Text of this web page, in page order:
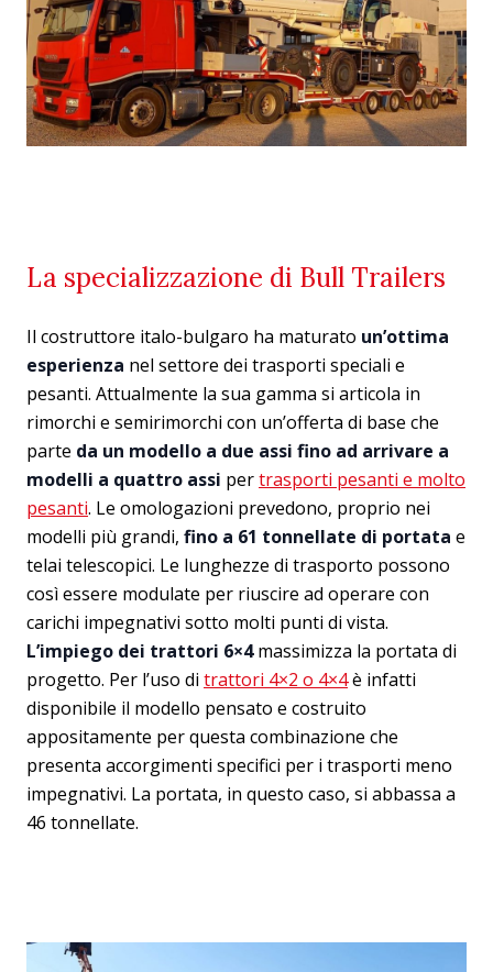
La specializzazione di Bull Trailers
Il costruttore italo-bulgaro ha maturato un’ottima
esperienza nel settore dei trasporti speciali e
pesanti. Attualmente la sua gamma si articola in
rimorchi e semirimorchi con un’offerta di base che
parte da un modello a due assi fino ad arrivare a
modelli a quattro assi pertrasporti pesanti e molto
pesanti. Le omologazioni prevedono, proprio nei
modelli più grandi, fino a 61 tonnellate di portata e
telai telescopici. Le lunghezze di trasporto possono
così essere modulate per riuscire ad operare con
carichi impegnativi sotto molti punti di vista.
L’impiego dei trattori 6×4massimizza la portata di
progetto. Per l’uso di trattori 4×2 o 4×4è infatti
disponibile il modello pensato e costruito
appositamente per questa combinazione che
presenta accorgimenti specifici per i trasporti meno
impegnativi. La portata, in questo caso, si abbassa a
46 tonnellate.